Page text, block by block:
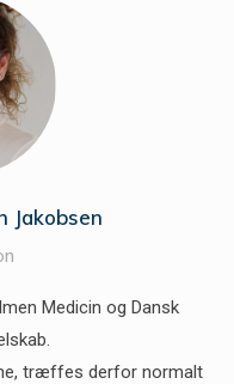
Jakobsen
Medicin og Dansk
træffes derfor normalt